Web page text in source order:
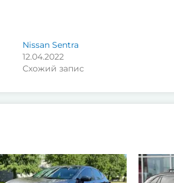
Nissan Sentra
12.04.2022
Схожий запис